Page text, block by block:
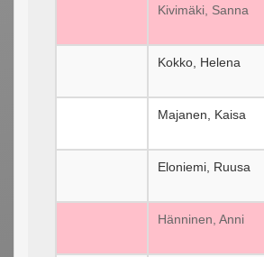
Kivimäki, Sanna
Kokko, Helena
Majanen, Kaisa
Eloniemi, Ruusa
Hänninen, Anni